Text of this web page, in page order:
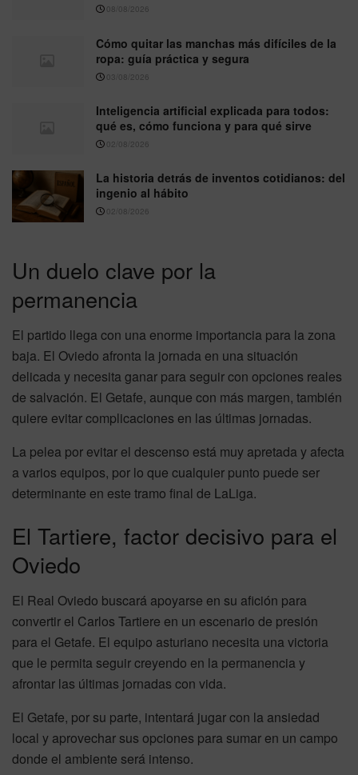
08/08/2026
Cómo quitar las manchas más difíciles de la
ropa: guía práctica y segura
03/08/2026
Inteligencia artificial explicada para todos:
qué es, cómo funciona y para qué sirve
02/08/2026
La historia detrás de inventos cotidianos: del
ingenio al hábito
02/08/2026
Un duelo clave por la
permanencia
El partido llega con una enorme importancia para la zona
baja. El Oviedo afronta la jornada en una situación
delicada y necesita ganar para seguir con opciones reales
de salvación. El Getafe, aunque con más margen, también
quiere evitar complicaciones en las últimas jornadas.
La pelea por evitar el descenso está muy apretada y afecta
a varios equipos, por lo que cualquier punto puede ser
determinante en este tramo final de LaLiga.
El Tartiere, factor decisivo para el
Oviedo
El Real Oviedo buscará apoyarse en su afición para
convertir el Carlos Tartiere en un escenario de presión
para el Getafe. El equipo asturiano necesita una victoria
que le permita seguir creyendo en la permanencia y
afrontar las últimas jornadas con vida.
El Getafe, por su parte, intentará jugar con la ansiedad
local y aprovechar sus opciones para sumar en un campo
donde el ambiente será intenso.